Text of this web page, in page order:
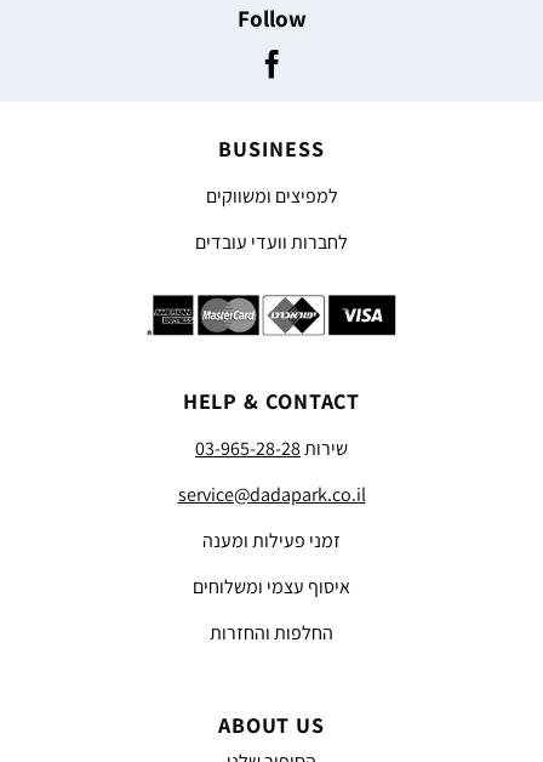
Follow
BUSINESS
למפיצים ומשווקים
לחברות וועדי עובדים
HELP & CONTACT
שירות03-965-28-28
service@dadapark.co.il
זמני פעילות ומענה
איסוף עצמי ומשלוחים
החלפות והחזרות
ABOUT US